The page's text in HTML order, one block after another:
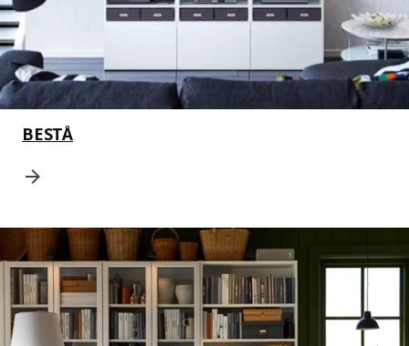
BESTÅ